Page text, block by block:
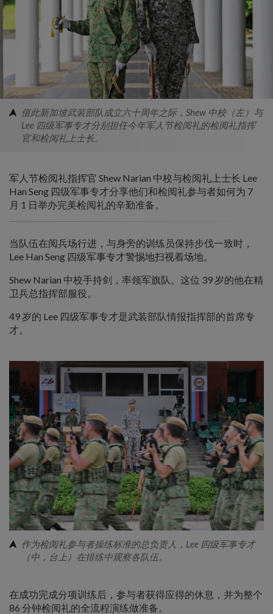
值此新加坡武装部队成立六十周年之际，Shew 中校（左）与
Lee 四级军事专才分别担任今年军人节检阅礼的检阅礼指挥
官和检阅礼上士长。
军人节检阅礼指挥官 Shew Narian 中校与检阅礼上士长 Lee
Han Seng 四级军事专才分享他们和检阅礼参与者如何为 7
月 1 日举办完美检阅礼的辛勤准备。
当队伍在阅兵场行进，与身旁的训练员保持步伐一致时，
Lee Han Seng 四级军事专才警惕地扫视着场地。
Shew Narian 中校手持剑，率领军旗队。这位 39 岁的他在精
卫兵总指挥部服役。
49 岁的 Lee 四级军事专才是武装部队情报指挥部的首席专
才。
作为检阅礼参与者操练标准的总负责人，Lee 四级军事专才
（中，台上）在排练中观察各队伍。
在成功完成分项训练后，参与者获得应得的休息，并为整个
86 分钟检阅礼的全流程演练做准备。